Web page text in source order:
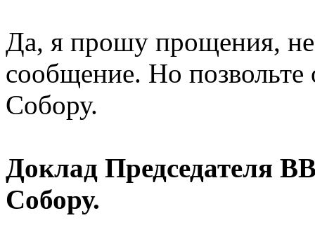
Да, я прошу прощения,
сообщение. Но
Собору.
Доклад Председателя
Собору.